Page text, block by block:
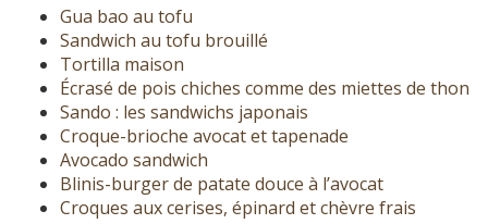
Gua bao au tofu
Sandwich au tofu brouillé
Tortilla maison
Écrasé de pois chiches comme des miettes de thon
Sando : les sandwichs japonais
Croque-brioche avocat et tapenade
Avocado sandwich
Blinis-burger de patate douce à l’avocat
Croques aux cerises, épinard et chèvre frais